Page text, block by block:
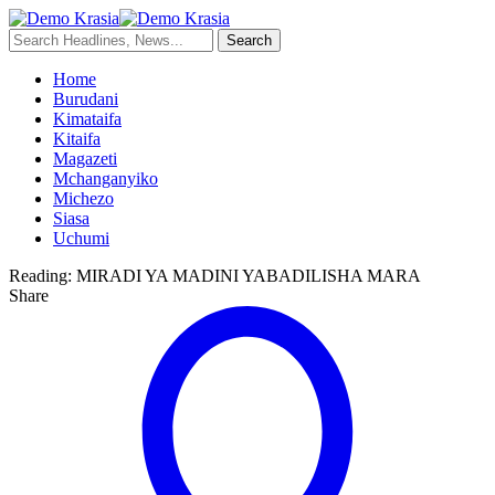
Home
Burudani
Kimataifa
Kitaifa
Magazeti
Mchanganyiko
Michezo
Siasa
Uchumi
Reading: MIRADI YA MADINI YABADILISHA MARA
Share